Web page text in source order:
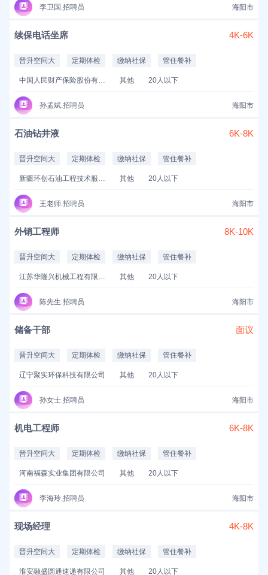
李卫国.招聘员 海阳市
续保电话坐席 4K-6K
晋升空间大 定期体检 缴纳社保 管住餐补
中国人民财产保险股份有限公司济南市天桥支公司 其他 20人以下
孙孟斌.招聘员 海阳市
石油钻井液 6K-8K
晋升空间大 定期体检 缴纳社保 管住餐补
新疆环创石油工程技术服务有限公司 其他 20人以下
王老师.招聘员 海阳市
外销工程师 8K-10K
晋升空间大 定期体检 缴纳社保 管住餐补
江苏华隆兴机械工程有限公司 其他 20人以下
陈先生.招聘员 海阳市
储备干部 面议
晋升空间大 定期体检 缴纳社保 管住餐补
辽宁聚实环保科技有限公司 其他 20人以下
孙女士.招聘员 海阳市
机电工程师 6K-8K
晋升空间大 定期体检 缴纳社保 管住餐补
河南福森实业集团有限公司 其他 20人以下
李海玲.招聘员 海阳市
现场经理 4K-8K
晋升空间大 定期体检 缴纳社保 管住餐补
淮安融盛圆通速递有限公司 其他 20人以下